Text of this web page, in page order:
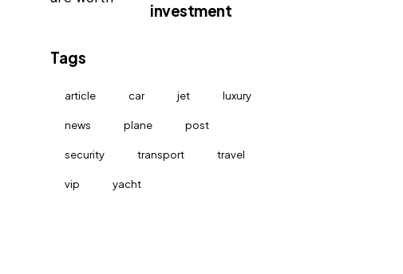
investment
Tags
article car jet luxury
news plane post
security transport travel
vip yacht